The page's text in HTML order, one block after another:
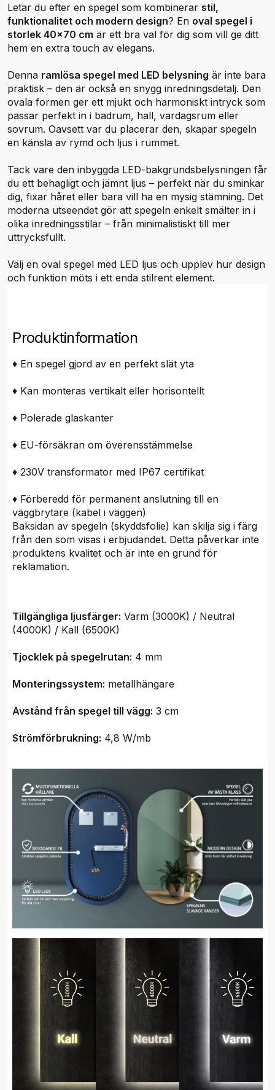
Letar du efter en spegel som kombinerar stil,
funktionalitet och modern design? En oval spegel i
storlek 40x70 cm är ett bra val för dig som vill ge ditt
hem en extra touch av elegans.
Denna ramlösa spegel med LED belysning är inte bara
praktisk – den är också en snygg inredningsdetalj. Den
ovala formen ger ett mjukt och harmoniskt intryck som
passar perfekt in i badrum, hall, vardagsrum eller
sovrum. Oavsett var du placerar den, skapar spegeln
en känsla av rymd och ljus i rummet.
Tack vare den inbyggda LED-bakgrundsbelysningen får
du ett behagligt och jämnt ljus – perfekt när du sminkar
dig, fixar håret eller bara vill ha en mysig stämning. Det
moderna utseendet gör att spegeln enkelt smälter in i
olika inredningsstilar – från minimalistiskt till mer
uttrycksfullt.
Välj en oval spegel med LED ljus och upplev hur design
och funktion möts i ett enda stilrent element.
Produktinformation
♦ En spegel gjord av en perfekt slät yta
♦ Kan monteras vertikalt eller horisontellt
♦ Polerade glaskanter
♦ EU-försäkran om överensstämmelse
♦ 230V transformator med IP67 certifikat
♦ Förberedd för permanent anslutning till en
väggbrytare (kabel i väggen)
Baksidan av spegeln (skyddsfolie) kan skilja sig i färg
från den som visas i erbjudandet. Detta påverkar inte
produktens kvalitet och är inte en grund för
reklamation.
Tillgängliga ljusfärger: Varm (3000K) / Neutral
(4000K) / Kall (6500K)
Tjocklek på spegelrutan: 4 mm
Monteringssystem: metallhängare
Avstånd från spegel till vägg: 3 cm
Strömförbrukning: 4,8 W/mb